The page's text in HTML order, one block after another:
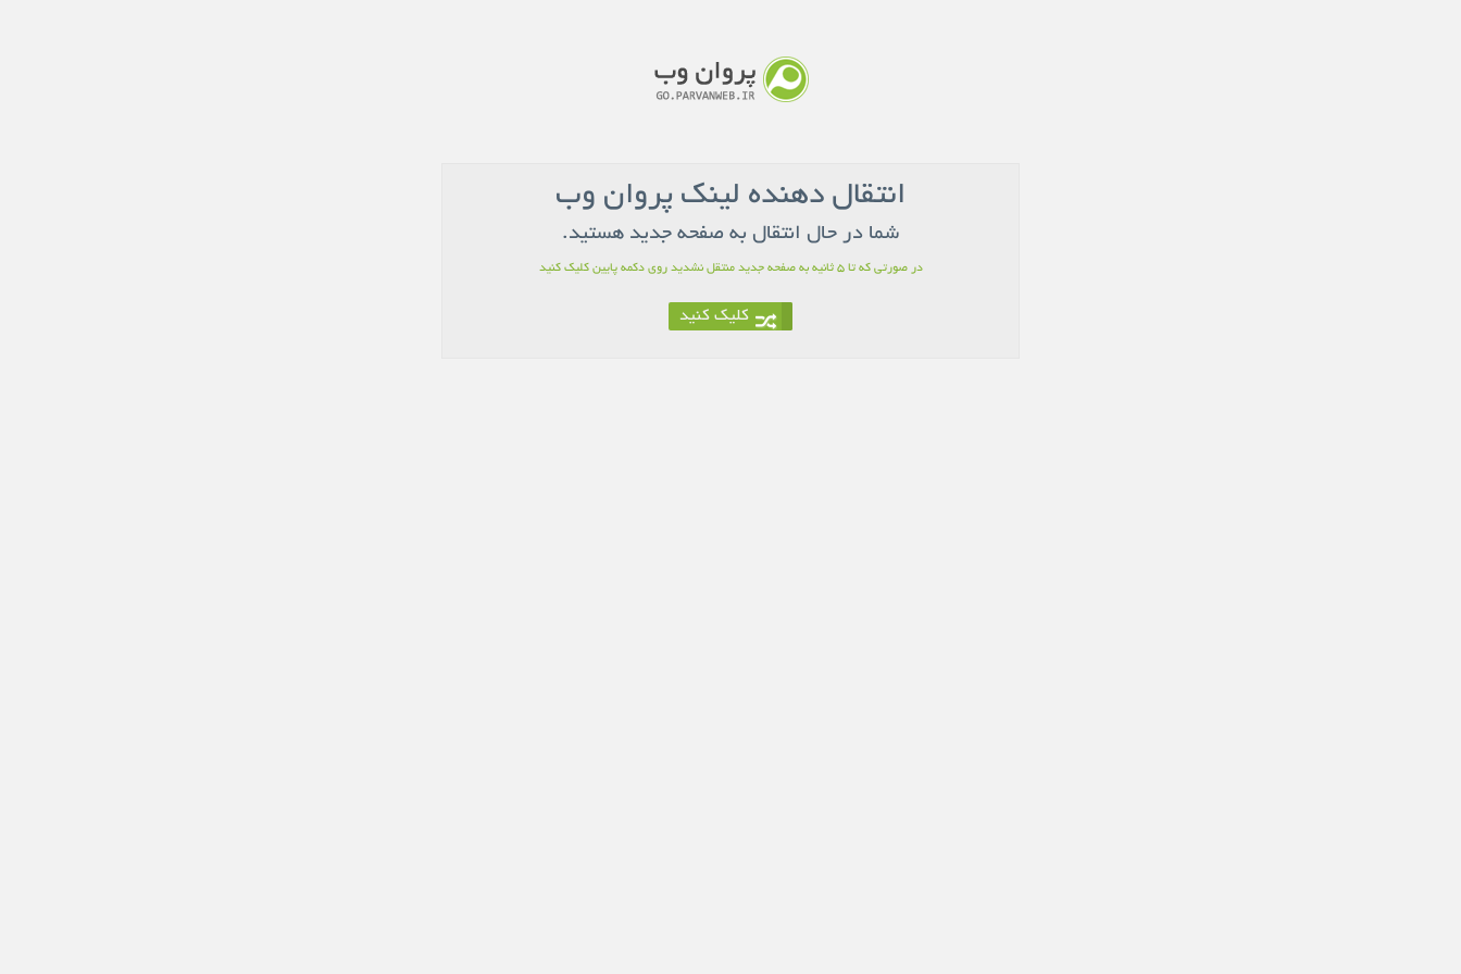
انتقال دهنده لینک پروان وب
شما در حال انتقال به صفحه جدید هستید.
در صورتی که تا 5 ثانیه به صفحه جدید منتقل نشدید روی دکمه پایین کلیک کنید
کلیک کنید